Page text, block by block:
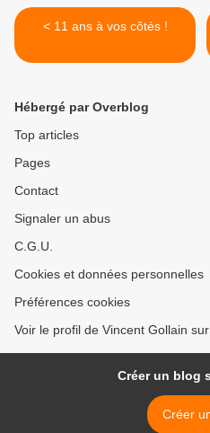
< 11 ans à vos côtés !
Hébergé par Overblog
Top articles
Pages
Contact
Signaler un abus
C.G.U.
Cookies et données personnelles
Préférences cookies
Voir le profil de Vincent Gollain
Créer un blog
Créer